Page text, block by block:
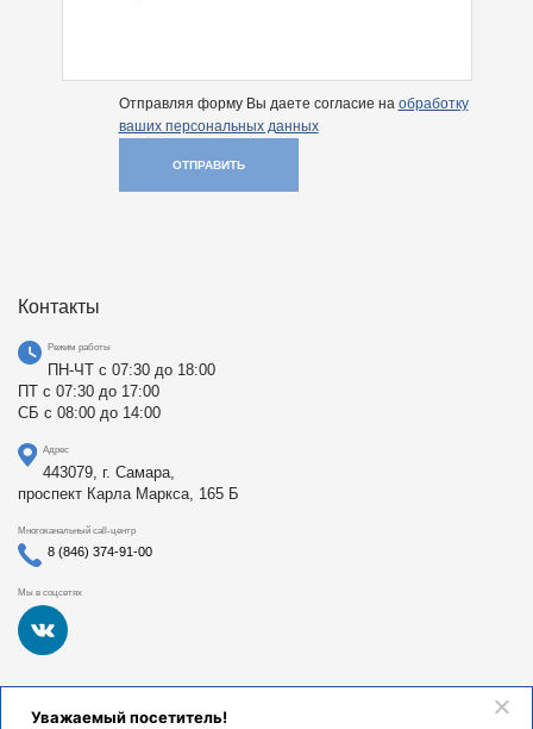
Отправляя форму Вы даете согласие на обработку
ваших персональных данных
ОТПРАВИТЬ
Контакты
Режим работы
ПН-ЧТ с 07:30 до 18:00
ПТ с 07:30 до 17:00
СБ с 08:00 до 14:00
Адрес
443079, г. Самара,
проспект Карла Маркса, 165 Б
Многоканальный call-центр
8 (846) 374-91-00
Мы в соцсетях
Федеральное государственное бюджетное образовательное
учреждение высшего образования «Самарский
Уважаемый посетитель!